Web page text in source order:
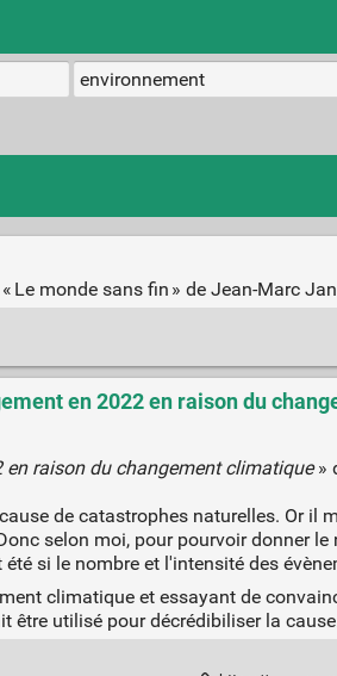
Le monde sans fin » de Jean-Marc
en 2022 en raison du
raison du changement climatique»
de catastrophes naturelles. Or il
selon moi, pour pourvoir donner
si le nombre et l'intensité des
climatique et essayant de
être utilisé pour décrédibiliser la